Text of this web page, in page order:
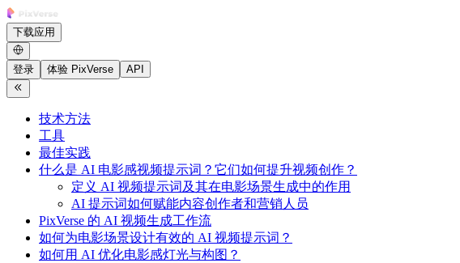
下载应用
登录 体验 PixVerse API
技术方法
工具
最佳实践
什么是 AI 电影感视频提示词？它们如何提升视频创作？
定义 AI 视频提示词及其在电影场景生成中的作用
AI 提示词如何赋能内容创作者和营销人员
PixVerse 的 AI 视频生成工作流
如何为电影场景设计有效的 AI 视频提示词？
如何用 AI 优化电影感灯光与构图？